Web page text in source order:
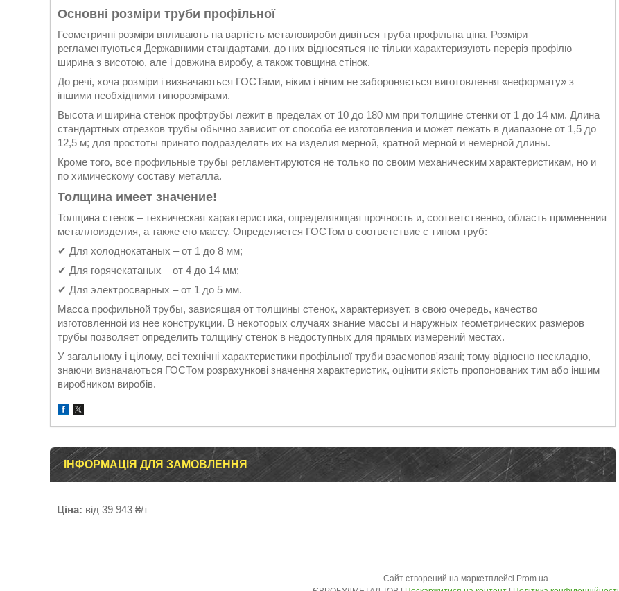
Основні розміри труби профільної
Геометричні розміри впливають на вартість металовироби дивіться труба профільна ціна. Розміри
регламентуються Державними стандартами, до них відносяться не тільки характеризують переріз профілю
ширина з висотою, але і довжина виробу, а також товщина стінок.
До речі, хоча розміри і визначаються ГОСТами, ніким і нічим не забороняється виготовлення «неформату» з
іншими необхідними типорозмірами.
Высота и ширина стенок профтрубы лежит в пределах от 10 до 180 мм при толщине стенки от 1 до 14 мм. Длина
стандартных отрезков трубы обычно зависит от способа ее изготовления и может лежать в диапазоне от 1,5 до
12,5 м; для простоты принято подразделять их на изделия мерной, кратной мерной и немерной длины.
Кроме того, все профильные трубы регламентируются не только по своим механическим характеристикам, но и
по химическому составу металла.
Толщина имеет значение!
Толщина стенок – техническая характеристика, определяющая прочность и, соответственно, область применения
металлоизделия, а также его массу. Определяется ГОСТом в соответствие с типом труб:
✔ Для холоднокатаных – от 1 до 8 мм;
✔ Для горячекатаных – от 4 до 14 мм;
✔ Для электросварных – от 1 до 5 мм.
Масса профильной трубы, зависящая от толщины стенок, характеризует, в свою очередь, качество
изготовленной из нее конструкции. В некоторых случаях знание массы и наружных геометрических размеров
трубы позволяет определить толщину стенок в недоступных для прямых измерений местах.
У загальному і цілому, всі технічні характеристики профільної труби взаємопов'язані; тому відносно нескладно,
знаючи визначаються ГОСТом розрахункові значення характеристик, оцінити якість пропонованих тим або іншим
виробником виробів.
ІНФОРМАЦІЯ ДЛЯ ЗАМОВЛЕННЯ
Ціна: від 39 943 ₴/т
Сайт створений на маркетплейсі Prom.ua